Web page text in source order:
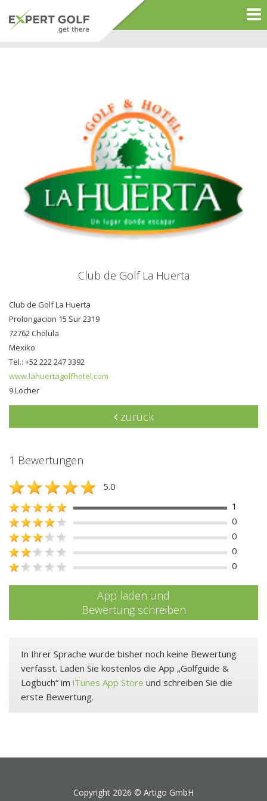
Club de Golf La Huerta
Club de Golf La Huerta
Prolongacion 15 Sur 2319
72762 Cholula
Mexiko
Tel.: +52 222 247 3392
www.lahuertagolfhotel.com
9 Löcher
zurück
1 Bewertungen
5.0
1
0
0
0
0
App laden und
Bewertung schreiben
In Ihrer Sprache wurde bisher noch keine Bewertung
verfasst. Laden Sie kostenlos die App „Golfguide &
Logbuch“ im iTunes App Store und schreiben Sie die
erste Bewertung.
Copyright 2026 © Artigo GmbH